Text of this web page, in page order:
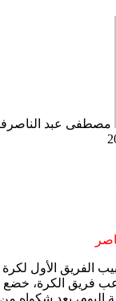
مصطفى عبد الناصر
الفريق الأول لكرة
فريق الكرة، خضع
بعد شكواه من